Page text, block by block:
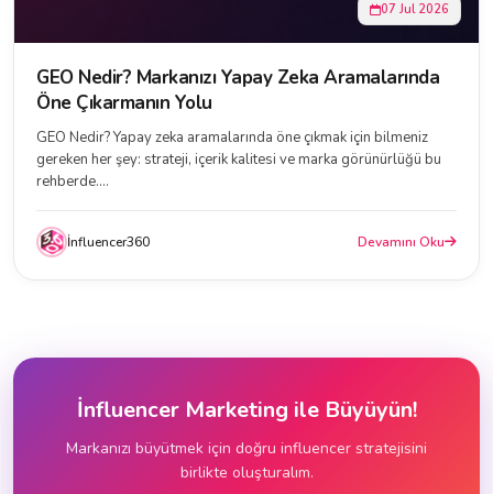
07 Jul 2026
GEO Nedir? Markanızı Yapay Zeka Aramalarında
Öne Çıkarmanın Yolu
GEO Nedir? Yapay zeka aramalarında öne çıkmak için bilmeniz
gereken her şey: strateji, içerik kalitesi ve marka görünürlüğü bu
rehberde....
İnfluencer360 Devamını Oku
İnfluencer Marketing ile Büyüyün!
Markanızı büyütmek için doğru influencer stratejisini
birlikte oluşturalım.